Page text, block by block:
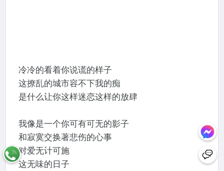
冷冷的看着你说谎的样子
这撩乱的城市容不下我的痴
是什么让你这样迷恋这样的放肆
我像是一个你可有可无的影子
和寂寞交换著悲伤的心事
对爱无计可施
这无味的日子